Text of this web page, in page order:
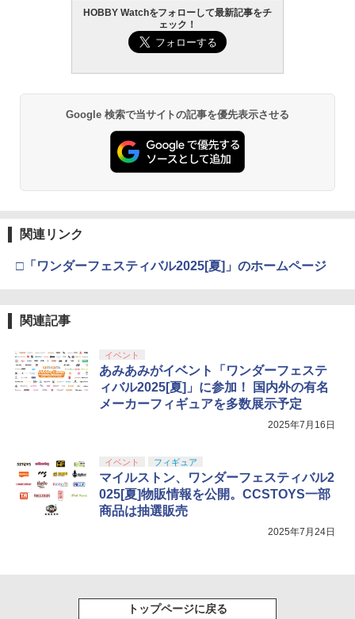
HOBBY Watchをフォローして最新記事をチ
ェック！
Google 検索で当サイトの記事を優先表示させる
関連リンク
□「ワンダーフェスティバル2025[夏]」のホームページ
関連記事
イベント
あみあみがイベント「ワンダーフェステ
ィバル2025[夏]」に参加！ 国内外の有名
メーカーフィギュアを多数展示予定
2025年7月16日
イベント フィギュア
マイルストン、ワンダーフェスティバル2
025[夏]物販情報を公開。CCSTOYS一部
商品は抽選販売
2025年7月24日
トップページに戻る